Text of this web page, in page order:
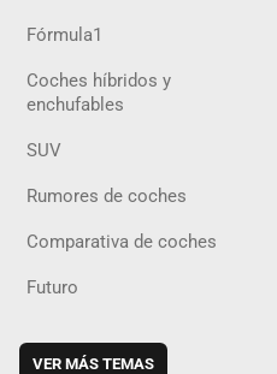
Fórmula1
Coches híbridos y
enchufables
SUV
Rumores de coches
Comparativa de coches
Futuro
VER MÁS TEMAS